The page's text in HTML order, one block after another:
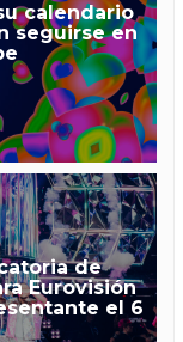
calendario
seguirse en
de
Eurovisión
el 6